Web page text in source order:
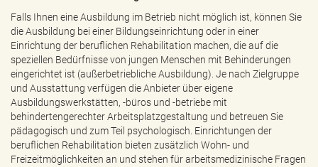
Falls Ihnen eine Ausbildung im Betrieb nicht möglich ist, können Sie
die Ausbildung bei einer Bildungseinrichtung oder in einer
Einrichtung der beruflichen Rehabilitation machen, die auf die
speziellen Bedürfnisse von jungen Menschen mit Behinderungen
eingerichtet ist (außerbetriebliche Ausbildung). Je nach Zielgruppe
und Ausstattung verfügen die Anbieter über eigene
Ausbildungswerkstätten, -büros und -betriebe mit
behindertengerechter Arbeitsplatzgestaltung und betreuen Sie
pädagogisch und zum Teil psychologisch. Einrichtungen der
beruflichen Rehabilitation bieten zusätzlich Wohn- und
Freizeitmöglichkeiten an und stehen für arbeitsmedizinische Fragen